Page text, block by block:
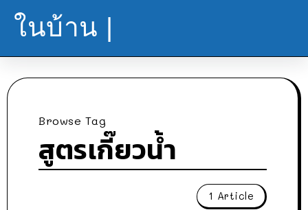
ในบ้าน |
Browse Tag
สูตรเกี๊ยวน้ำ
1 Article